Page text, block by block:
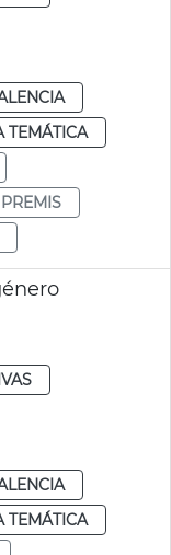
TEMÁTICA
PREMIS
TEMÁTICA